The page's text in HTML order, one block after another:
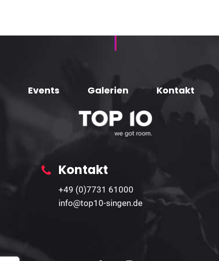
Events Galerien Kontakt
Kontakt
+49 (0)7731 61000
info@top10-singen.de